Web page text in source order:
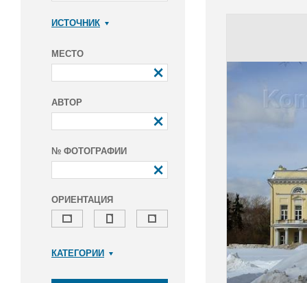
ИСТОЧНИК
МЕСТО
АВТОР
№ ФОТОГРАФИИ
ОРИЕНТАЦИЯ
КАТЕГОРИИ